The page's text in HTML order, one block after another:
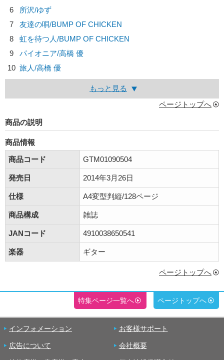
6
所沢/ゆず
7
友達の唄/BUMP OF CHICKEN
8
虹を待つ人/BUMP OF CHICKEN
9
パイオニア/高橋 優
10 旅人/高橋 優
もっと見る
ページトップへ
商品の説明
商品情報
商品コード
GTM01090504
発売日 2014年3月26日
仕様 A4変型判縦/128ページ
商品構成 雑誌
JANコード 4910038650541
楽器 ギター
ページトップへ
特集ページ一覧へ ページトップへ
インフォメーション お客様サポート
広告について 会社概要